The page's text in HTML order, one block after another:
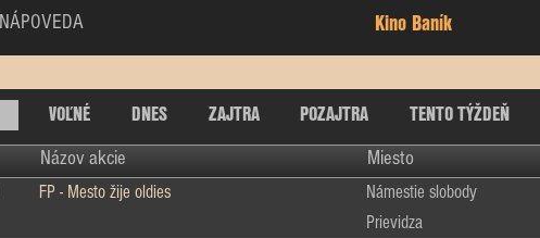
NÁPOVEDA Kino Baník
VOĽNÉ DNES ZAJTRA POZAJTRA TENTO TÝŽDEŇ
Názov akcie Miesto
FP - Mesto žije oldies
Námestie slobody
Prievidza